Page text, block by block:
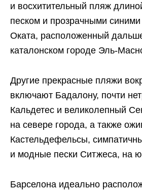
и восхитительный пляж
песком и прозрачными
Оката, расположенный
каталонском городе Эль-
Другие прекрасные пляжи
включают Бадалону, почти
Кальдетес и великолепный
на севере города, а также
Кастельдефельсы,
и модные пески Ситжеса, на
Барселона идеально